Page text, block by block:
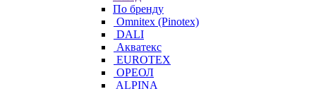
По бренду
Omnitex (Pinotex)
DALI
Акватекс
EUROTEX
ОРЕОЛ
ALPINA